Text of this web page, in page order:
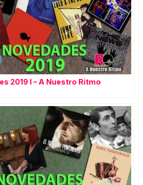
2019 I – A Nuestro Ritmo